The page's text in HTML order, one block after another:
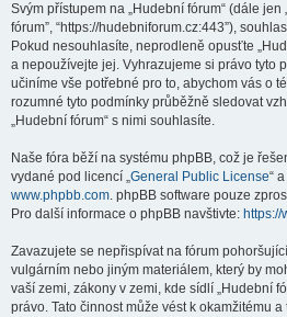
Svým přístupem na „Hudební fórum“ (dále jen
fórum”, “https://hudebniforum.cz:443”),
Pokud nesouhlasíte, neprodleně opusťte
a nepoužívejte jej. Vyhrazujeme si právo tyto
učiníme vše potřebné pro to, abychom vás o
rozumné tyto podmínky průběžně sledovat
„Hudební fórum“ s nimi souhlasíte.
Naše fóra běží na systému phpBB, což je
vydané pod licencí „General Public License“
www.phpbb.com. phpBB software pouze
Pro další informace o phpBB navštivte:
Zavazujete se nepřispívat na fórum
vulgárním nebo jiným materiálem, který by
vaší zemi, zákony v zemi, kde sídlí „Hudební
právo. Tato činnost může vést k okamžitému